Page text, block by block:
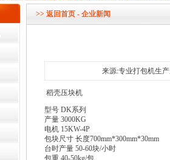
>> 返回首页 - 企业新闻
来源:专业打包机生
稻壳压块机
型号 DK系列
产量 3000KG
电机 15KW-4P
包块尺寸 长度700mm*300mm*30mm
台时产量 50-60块/小时
包重 40-50kg/包